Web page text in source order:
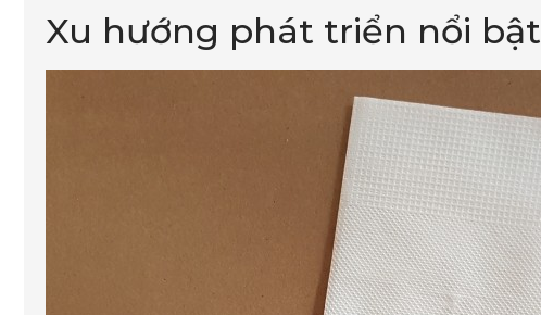
Xu hướng phát triển nổi bật